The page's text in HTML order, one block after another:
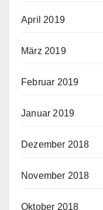
April 2019
März 2019
Februar 2019
Januar 2019
Dezember 2018
November 2018
Oktober 2018